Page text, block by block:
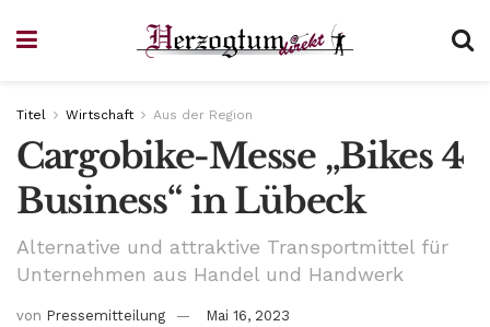
Titel Wirtschaft Aus der Region
Cargobike-Messe „Bikes 4
Business“ in Lübeck
Alternative und attraktive Transportmittel für
Unternehmen aus Handel und Handwerk
von Pressemitteilung Mai 16, 2023